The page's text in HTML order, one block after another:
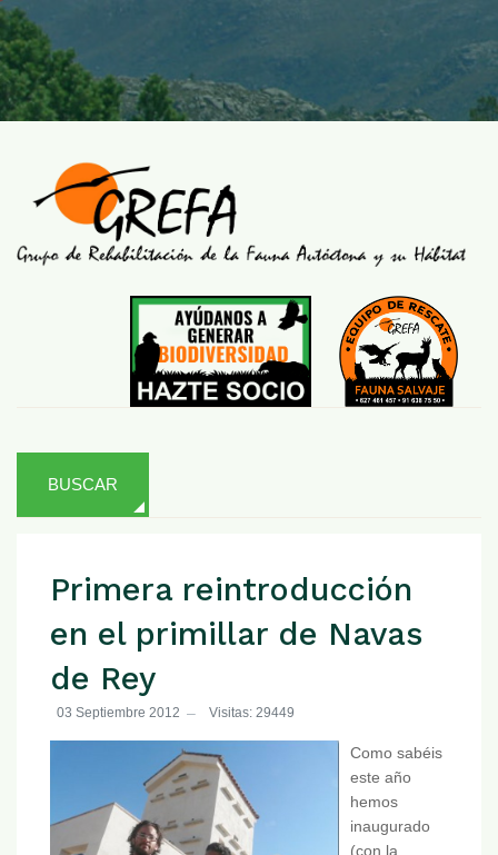
BUSCAR
Primera reintroducción
en el primillar de Navas
de Rey
03 Septiembre 2012 Visitas: 29449
Como sabéis
este año
hemos
inaugurado
(con la